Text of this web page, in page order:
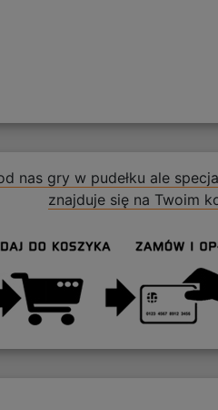
nas gry w pudełku ale
znajduje się na Twoim